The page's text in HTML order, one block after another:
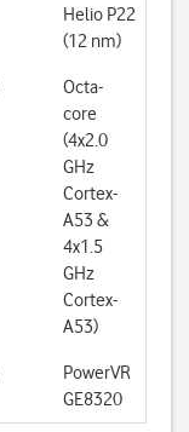
Helio P22
(12 nm)
Octa-
core
(4x2.0
GHz
Cortex-
A53 &
4x1.5
GHz
Cortex-
A53)
PowerVR
GE8320